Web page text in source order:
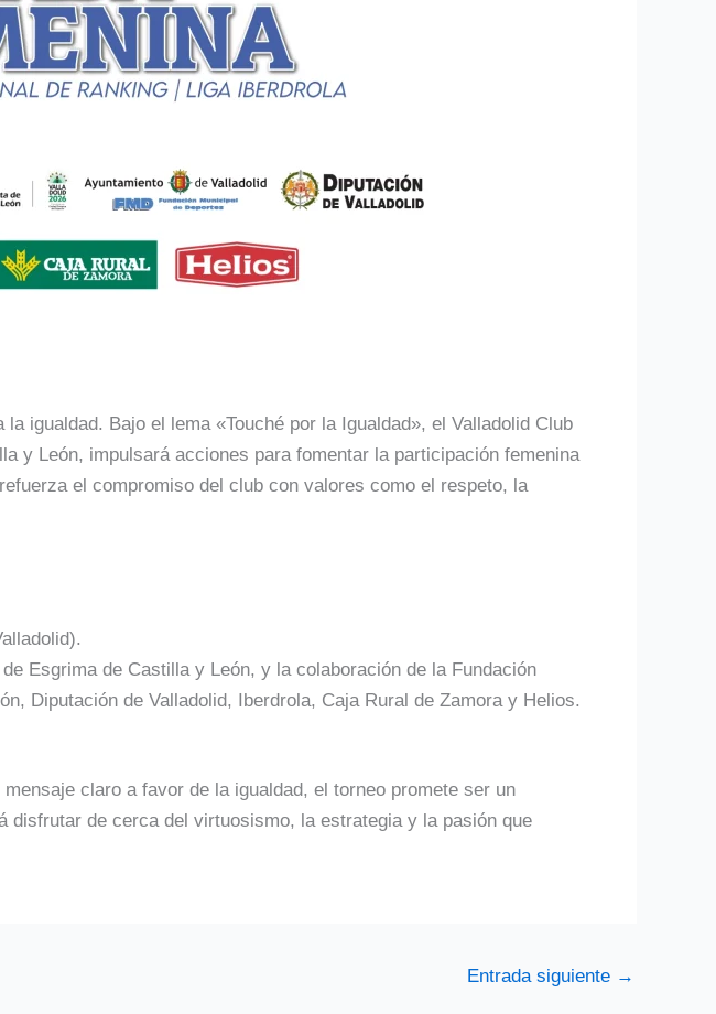
igualdad. Bajo el lema «Touché por la Igualdad», el Valladolid Club
y León, impulsará acciones para fomentar la participación femenina
el compromiso del club con valores como el respeto, la
Esgrima de Castilla y León, y la colaboración de la Fundación
Diputación de Valladolid, Iberdrola, Caja Rural de Zamora y Helios.
claro a favor de la igualdad, el torneo promete ser un
de cerca del virtuosismo, la estrategia y la pasión que
Entrada siguiente →